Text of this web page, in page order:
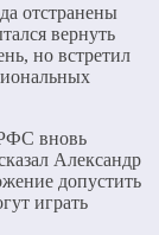
отстранены
вернуть
но встретил
вновь
Александр
допустить
играть